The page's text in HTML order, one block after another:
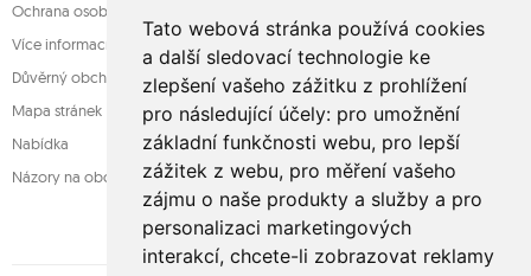
Tato webová stránka používá cookies
a další sledovací technologie ke
zlepšení vašeho zážitku z prohlížení
pro následující účely: pro umožnění
základní funkčnosti webu, pro lepší
zážitek z webu, pro měření vašeho
zájmu o naše produkty a služby a pro
personalizaci marketingových
interakcí, chcete-li zobrazovat reklamy
Ochrana osobních údajů
Více informací o houpací sítě
Důvěrný obchod
Mapa stránek
Nabídka
Názory na obchod